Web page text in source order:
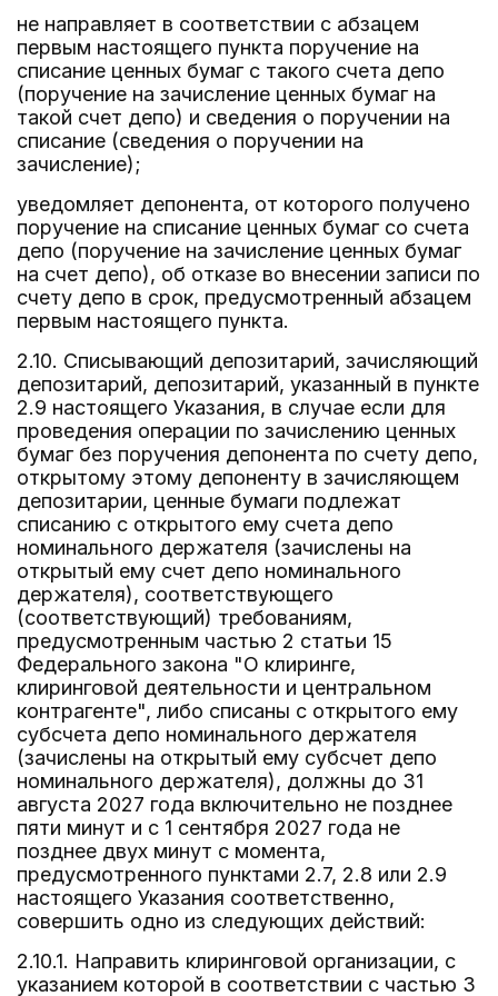
не направляет в соответствии с абзацем
первым настоящего пункта поручение на
списание ценных бумаг с такого счета депо
(поручение на зачисление ценных бумаг на
такой счет депо) и сведения о поручении на
списание (сведения о поручении на
зачисление);
уведомляет депонента, от которого получено
поручение на списание ценных бумаг со счета
депо (поручение на зачисление ценных бумаг
на счет депо), об отказе во внесении записи по
счету депо в срок, предусмотренный абзацем
первым настоящего пункта.
2.10. Списывающий депозитарий, зачисляющий
депозитарий, депозитарий, указанный в пункте
2.9 настоящего Указания, в случае если для
проведения операции по зачислению ценных
бумаг без поручения депонента по счету депо,
открытому этому депоненту в зачисляющем
депозитарии, ценные бумаги подлежат
списанию с открытого ему счета депо
номинального держателя (зачислены на
открытый ему счет депо номинального
держателя), соответствующего
(соответствующий) требованиям,
предусмотренным частью 2 статьи 15
Федерального закона "О клиринге,
клиринговой деятельности и центральном
контрагенте", либо списаны с открытого ему
субсчета депо номинального держателя
(зачислены на открытый ему субсчет депо
номинального держателя), должны до 31
августа 2027 года включительно не позднее
пяти минут и с 1 сентября 2027 года не
позднее двух минут с момента,
предусмотренного пунктами 2.7, 2.8 или 2.9
настоящего Указания соответственно,
совершить одно из следующих действий:
2.10.1. Направить клиринговой организации, с
указанием которой в соответствии с частью 3